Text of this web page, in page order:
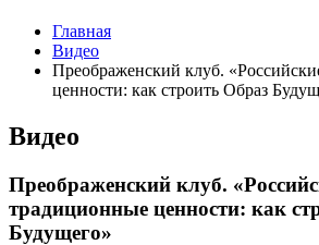
Главная
Видео
Преображенский клуб.
ценности: как строить Образ
Видео
Преображенский клуб.
традиционные ценности: как
Будущего»